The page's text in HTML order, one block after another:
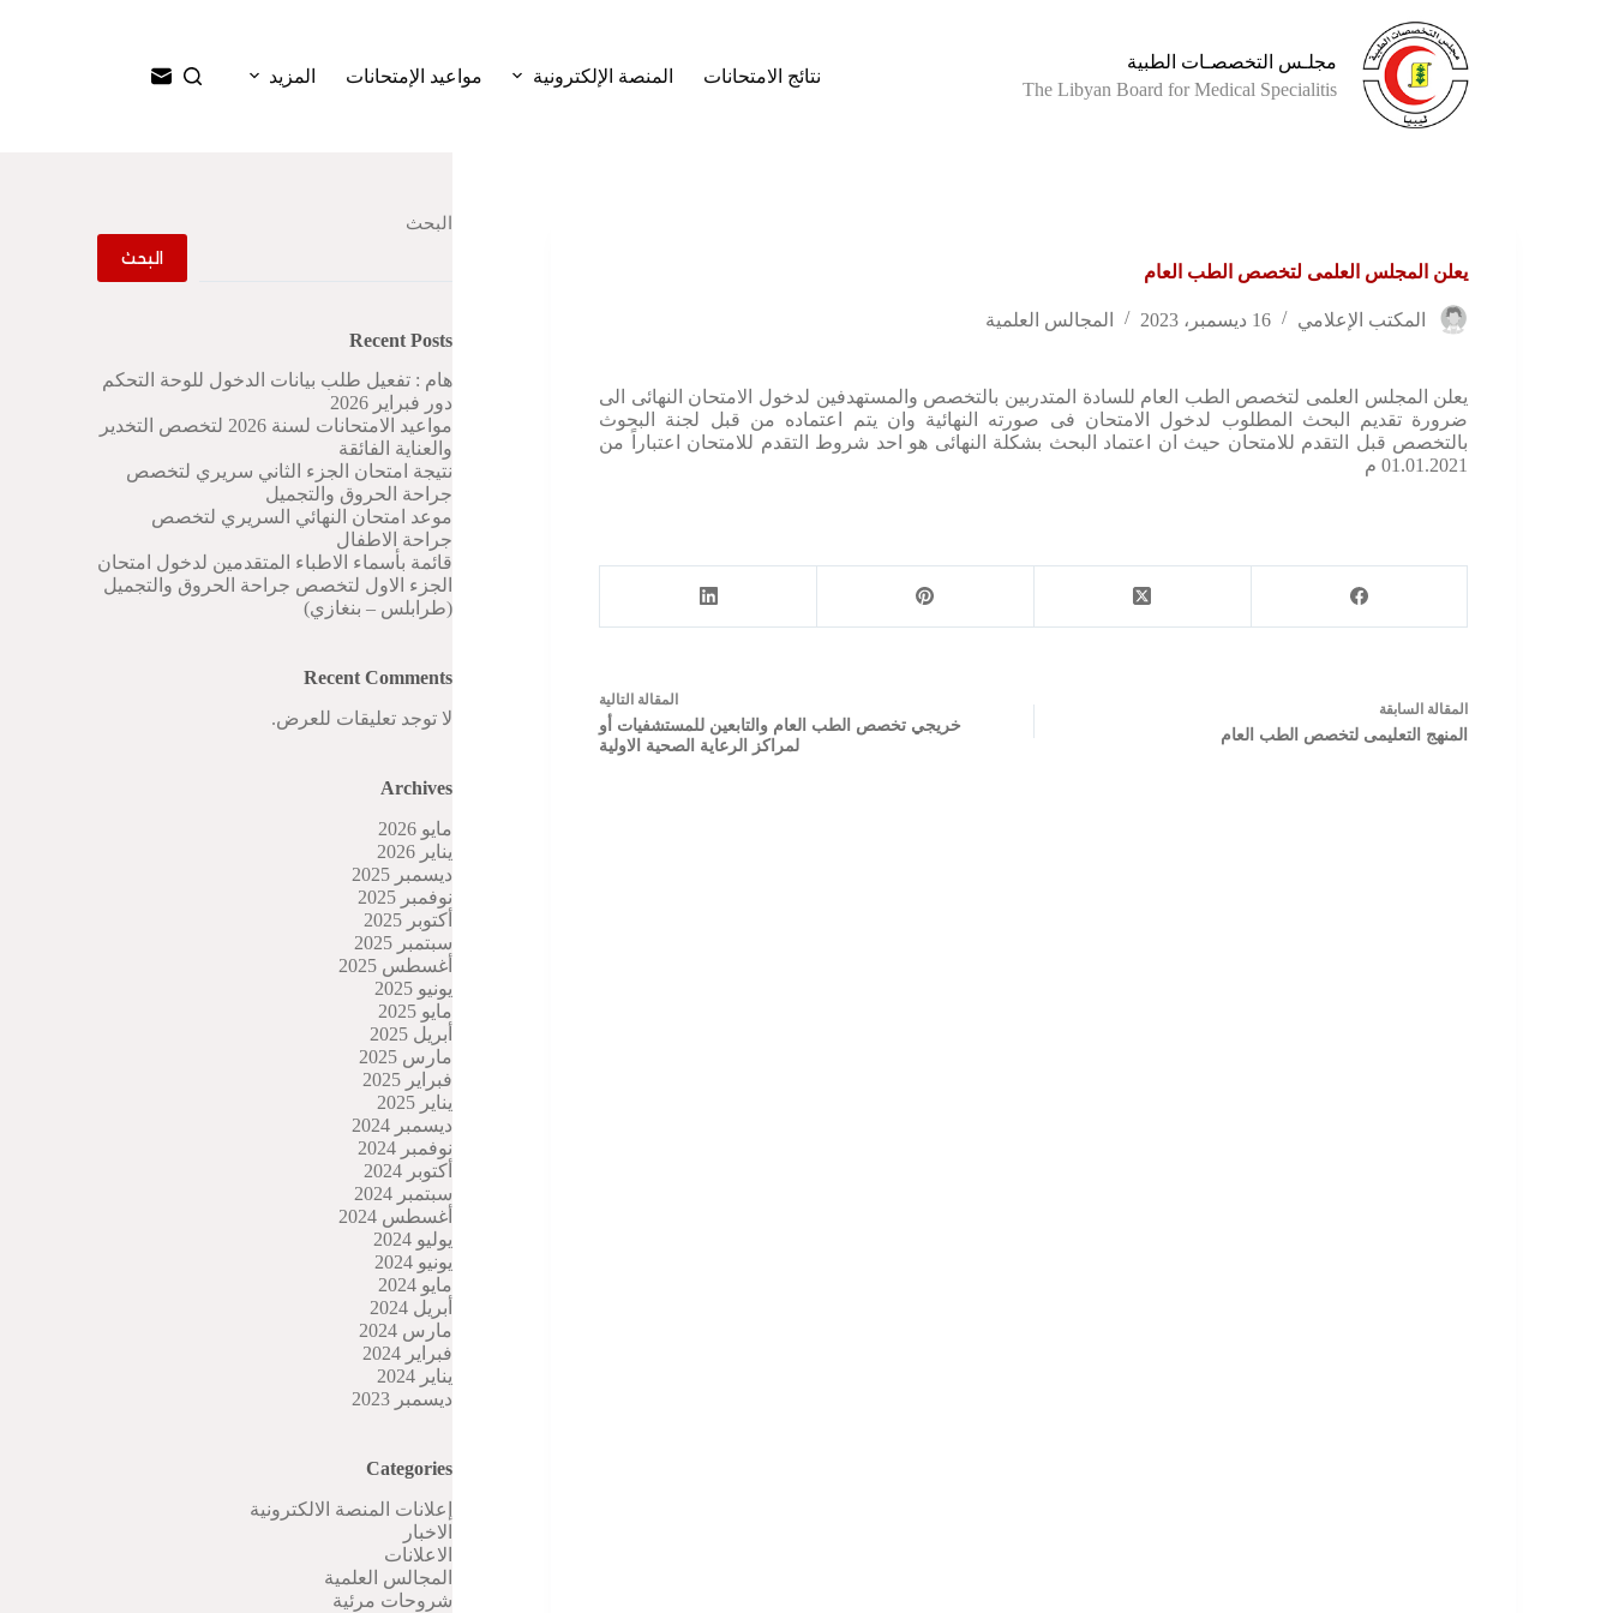
مجلـس التخصصـات الطبية
The Libyan Board for Medical Specialitis
نتائج الامتحانات المنصة الإلكترونية مواعيد الإمتحانات المزيد
يعلن المجلس العلمى لتخصص الطب العام
المكتب الإعلامي 16 ديسمبر، 2023 المجالس العلمية
يعلن المجلس العلمى لتخصص الطب العام للسادة المتدربين بالتخصص والمستهدفين لدخول الامتحان النهائى الى
ضرورة تقديم البحث المطلوب لدخول الامتحان فى صورته النهائية وان يتم اعتماده من قبل لجنة البحوث
بالتخصص قبل التقدم للامتحان حيث ان اعتماد البحث بشكلة النهائى هو احد شروط التقدم للامتحان اعتباراً من
01.01.2021 م
المقالة السابقة
المنهج التعليمى لتخصص الطب العام
المقالة التالية
خريجي تخصص الطب العام والتابعين للمستشفيات أو
لمراكز الرعاية الصحية الاولية
البحث
البحث
Recent Posts
هام : تفعيل طلب بيانات الدخول للوحة التحكم
دور فبراير 2026
مواعيد الامتحانات لسنة 2026 لتخصص التخدير
والعناية الفائقة
نتيجة امتحان الجزء الثاني سريري لتخصص
جراحة الحروق والتجميل
موعد امتحان النهائي السريري لتخصص
جراحة الاطفال
قائمة بأسماء الاطباء المتقدمين لدخول امتحان
الجزء الاول لتخصص جراحة الحروق والتجميل
(طرابلس – بنغازي)
Recent Comments
لا توجد تعليقات للعرض.
Archives
مايو 2026
يناير 2026
ديسمبر 2025
نوفمبر 2025
أكتوبر 2025
سبتمبر 2025
أغسطس 2025
يونيو 2025
مايو 2025
أبريل 2025
مارس 2025
فبراير 2025
يناير 2025
ديسمبر 2024
نوفمبر 2024
أكتوبر 2024
سبتمبر 2024
أغسطس 2024
يوليو 2024
يونيو 2024
مايو 2024
أبريل 2024
مارس 2024
فبراير 2024
يناير 2024
ديسمبر 2023
Categories
إعلانات المنصة الالكترونية
الاخبار
الاعلانات
المجالس العلمية
شروحات مرئية